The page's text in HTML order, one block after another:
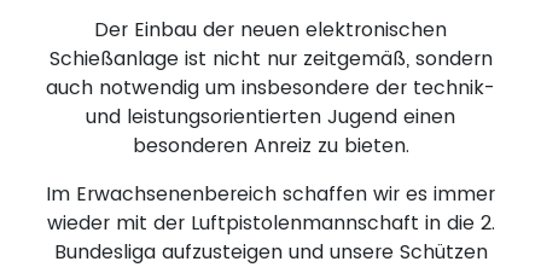
Der Einbau der neuen elektronischen
Schießanlage ist nicht nur zeitgemäß, sondern
auch notwendig um insbesondere der technik-
und leistungsorientierten Jugend einen
besonderen Anreiz zu bieten.
Im Erwachsenenbereich schaffen wir es immer
wieder mit der Luftpistolenmannschaft in die 2.
Bundesliga aufzusteigen und unsere Schützen